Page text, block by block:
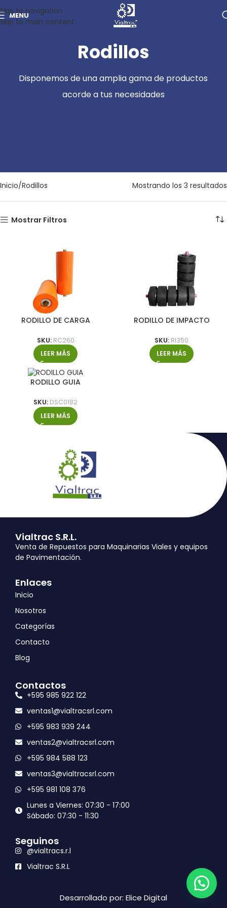
Skip to navigation
Skip to main content
MENU
Rodillos
Disponemos de una amplia gama de productos
acorde a tus necesidades
Inicio Rodillos Mostrando los 3 resultados
Mostrar Filtros
RODILLO DE CARGA
SKU: RC260
LEER MÁS
RODILLO DE IMPACTO
SKU: RI350
LEER MÁS
RODILLO GUIA
SKU: DSC0182
LEER MÁS
Vialtrac S.R.L.
Venta de Repuestos para Maquinarias Viales y equipos
de Pavimentación.
Enlaces
Inicio
Nosotros
Categorías
Contacto
Blog
Contactos
+595 985 922 122
ventas1@vialtracsrl.com
+595 983 939 244
ventas2@vialtracsrl.com
+595 984 588 123
ventas3@vialtracsrl.com
+595 981 108 376
Lunes a Viernes: 07:30 - 17:00
Sábado: 07:30 - 11:30
Seguinos
@vialtracs.r.l
Vialtrac S.R.L
Desarrollado por: Elice Digital